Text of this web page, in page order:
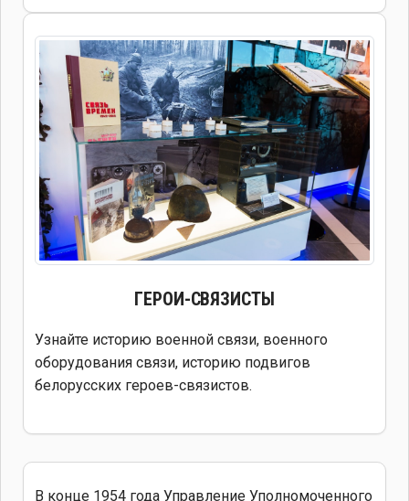
ГЕРОИ-СВЯЗИСТЫ
Узнайте историю военной связи, военного
оборудования связи, историю подвигов
белорусских героев-связистов.
В конце 1954 года Управление Уполномоченного